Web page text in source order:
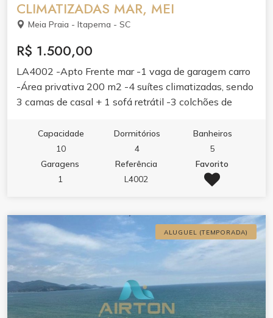
CLIMATIZADAS MAR, MEI
Meia Praia - Itapema - SC
R$ 1.500,00
LA4002 -Apto Frente mar -1 vaga de garagem carro
-Área privativa 200 m2 -4 suítes climatizadas, sendo
3 camas de casal + 1 sofá retrátil -3 colchões de
Ampla Sala -Cozinha -Lavanderia -Lavabo -Elevador
-Centro de Meia praia SC.
Capacidade
10
Dormitórios
4
Banheiros
5
Garagens
1
Referência
L4002
Favorito
ALUGUEL (TEMPORADA)